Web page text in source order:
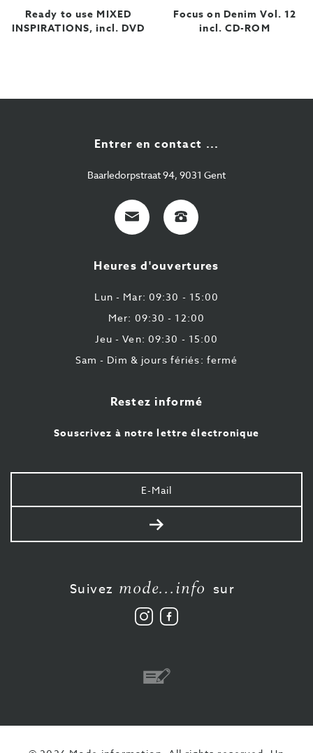
Ready to use MIXED
INSPIRATIONS, incl. DVD
Focus on Denim Vol. 12
incl. CD-ROM
Entrer en contact ...
Baarledorpstraat 94, 9031 Gent
E-
Mail
+32
9
43
87
Heures d'ouvertures
Lun - Mar: 09:30 - 15:00
Mer: 09:30 - 12:00
Jeu - Ven: 09:30 - 15:00
Sam - Dim & jours fériés: fermé
Restez informé
Souscrivez à notre lettre électronique
Votre
e-
mail
Envoyer
Suivez mode...info sur
Suivez
nous
Aimez-
nous
Virement